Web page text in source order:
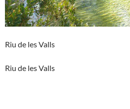
Riu de les Valls
Riu de les Valls